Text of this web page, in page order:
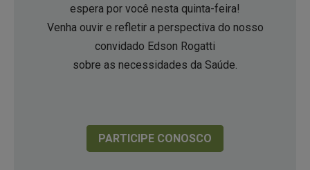
espera por você nesta quinta-feira!
Venha ouvir e refletir a perspectiva do nosso
convidado Edson Rogatti
sobre as necessidades da Saúde.
PARTICIPE CONOSCO